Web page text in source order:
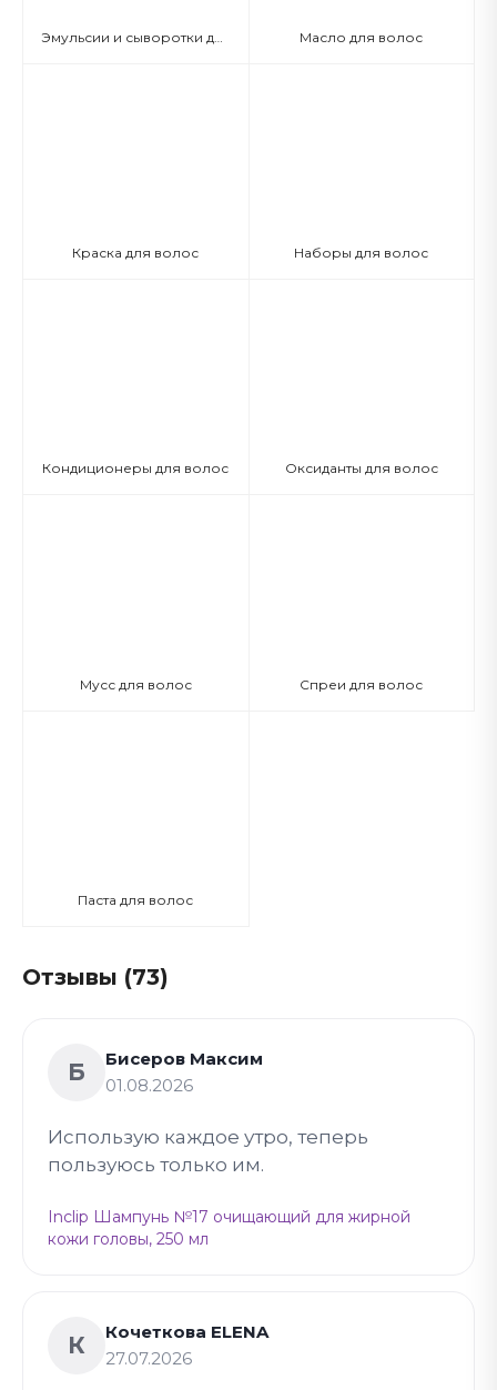
Масло для волос
Краска для волос Наборы для волос
Кондиционеры для волос Оксиданты для волос
Мусс для волос Спреи для волос
Паста для волос
Отзывы (73)
Б
Бисеров Максим
01.08.2026
Использую каждое утро, теперь
пользуюсь только им.
Inclip Шампунь №17 очищающий для жирной
кожи головы, 250 мл
К
Кочеткова ELENA
27.07.2026